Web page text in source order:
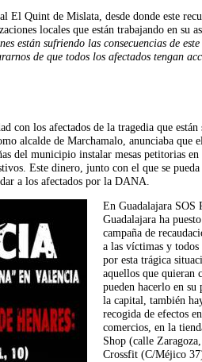
Quint de Mislata, desde donde este
locales que están trabajando en su
están sufriendo las consecuencias de este
de que todos los afectados tengan
con los afectados de la tragedia que están
alcalde de Marchamalo, anunciaba que
del municipio instalar mesas petitorias
Este dinero, junto con el que se pueda
a los afectados por la DANA.
En Guadalajara SOS
Guadalajara ha
campaña de
a las víctimas y todos
por esta trágica
aquellos que quieran
pueden hacerlo en su
la capital, también
recogida de efectos
comercios, en la
Shop (calle
Crossfit (C/Méjico